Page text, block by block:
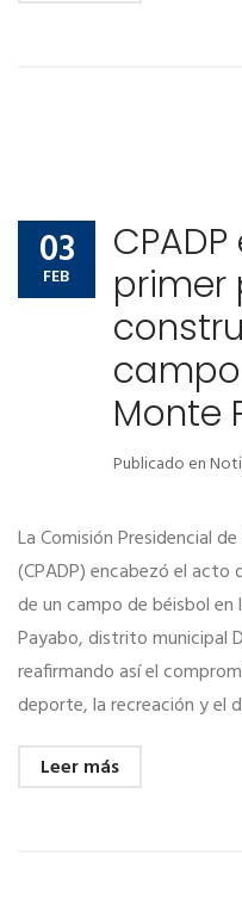
03
FEB
primer
Monte
Publicado en
La Comisión Presidencial
(CPADP) encabezó el acto
de un campo de béisbol en
Payabo, distrito municipal
reafirmando así el
deporte, la recreación y el
Leer más